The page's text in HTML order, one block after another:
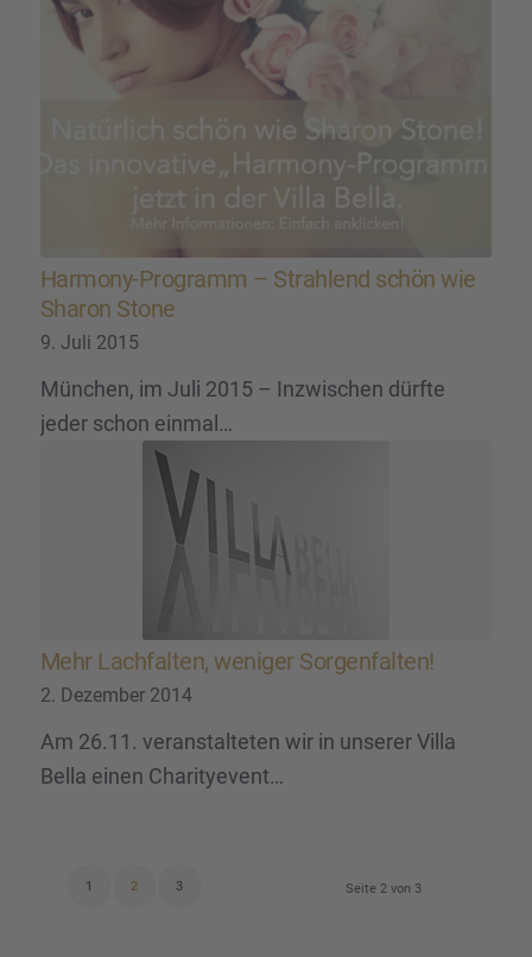
Harmony-Programm – Strah­lend schön wie
Sharon Stone
9. Juli 2015
München, im Juli 2015 – Inzwischen dürfte
jeder schon einmal…
Mehr Lachfal­ten, weniger Sorgen­fal­ten!
2. Dezember 2014
Am 26.11. veranstalteten wir in unserer Villa
Bella einen Charityevent…
Seite 2 von 3
1 2 3